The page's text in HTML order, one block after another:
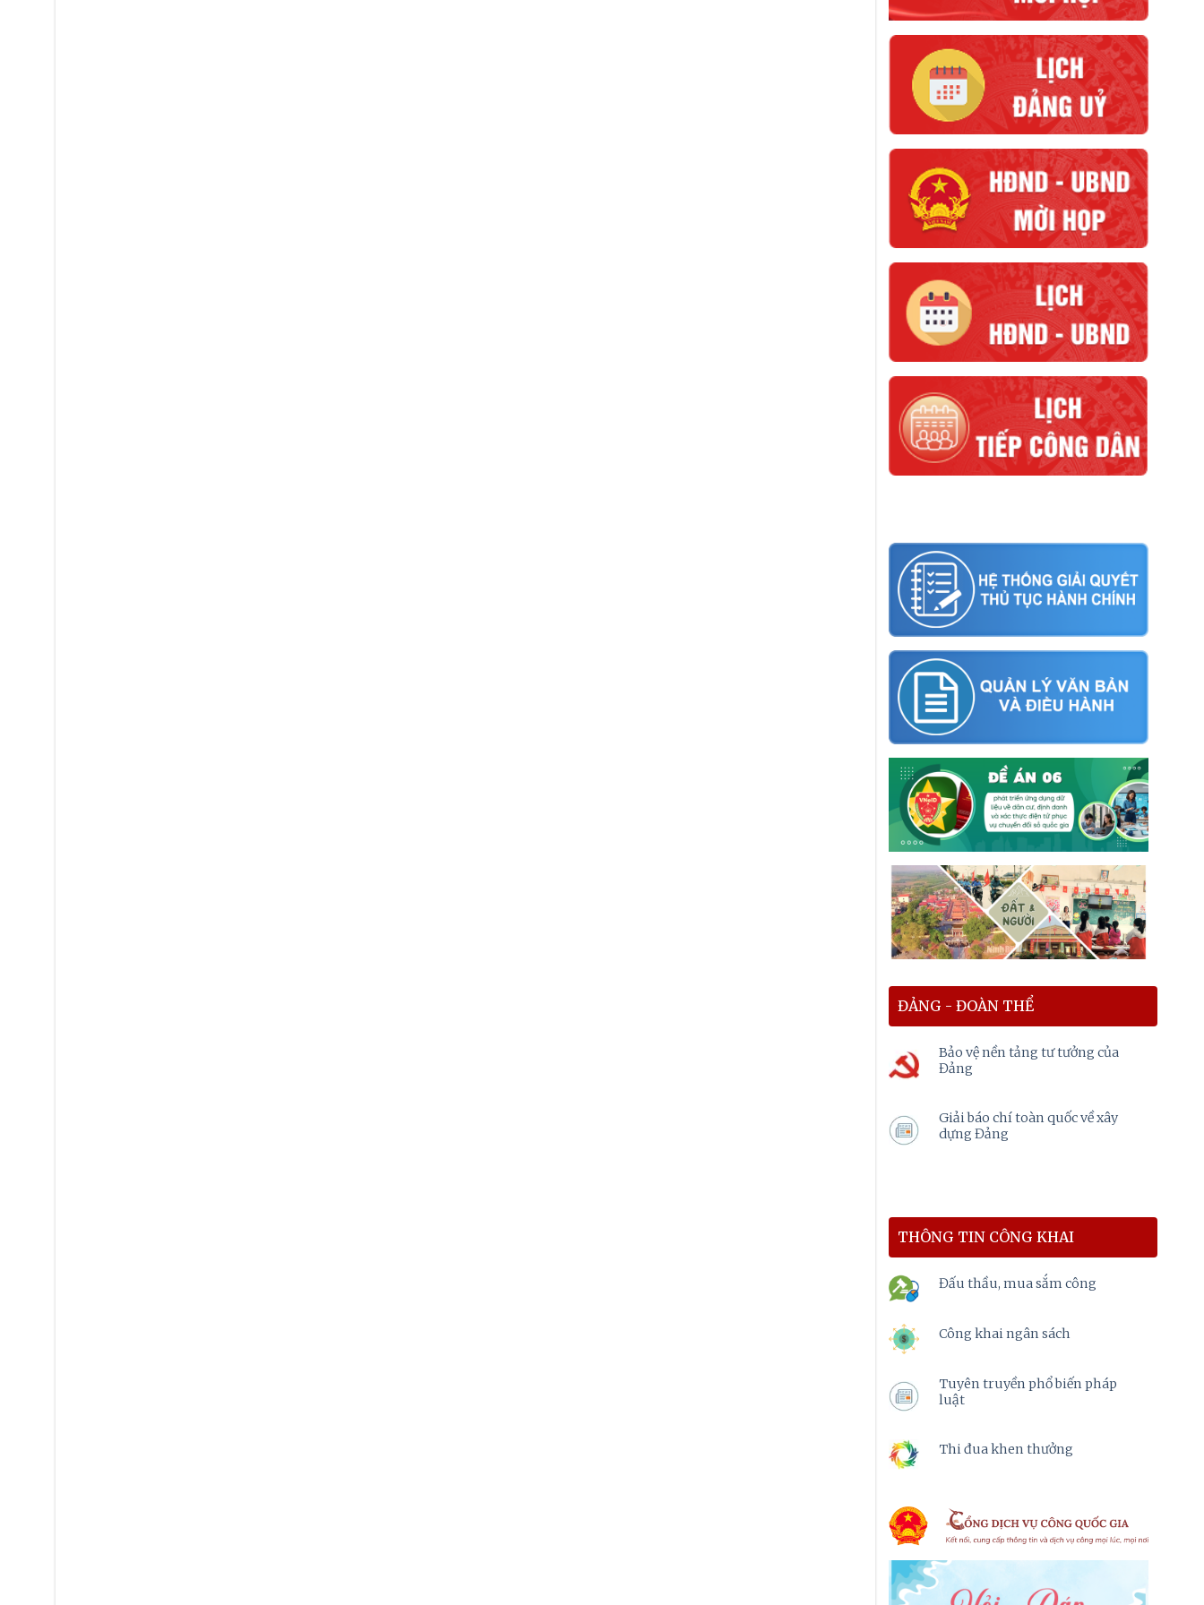
ĐẢNG - ĐOÀN THỂ
Bảo vệ nền tảng tư tưởng của
Đảng
Giải báo chí toàn quốc về xây
dựng Đảng
THÔNG TIN CÔNG KHAI
Đấu thầu, mua sắm công
Công khai ngân sách
Tuyên truyền phổ biến pháp
luật
Thi đua khen thưởng